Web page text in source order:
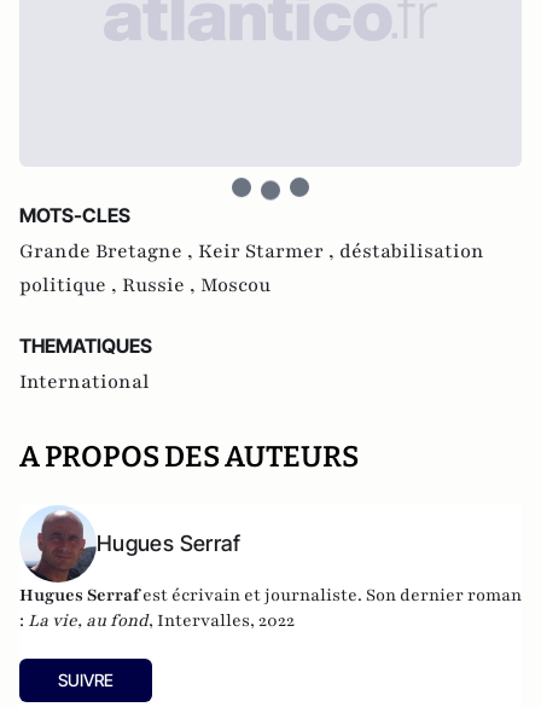
MOTS-CLES
Grande Bretagne , Keir Starmer , déstabilisation
politique , Russie , Moscou
THEMATIQUES
International
A PROPOS DES AUTEURS
Hugues Serraf
Hugues Serrafest écrivain et journaliste. Son dernier roman
: La vie, au fond, Intervalles, 2022
SUIVRE